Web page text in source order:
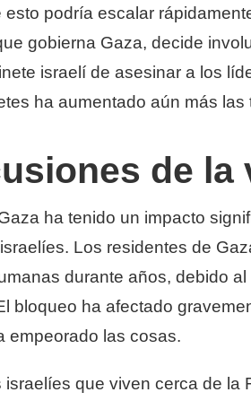
podría escalar
gobierna Gaza, decide
israelí de asesinar a los
ha aumentado aún más las
de la
ha tenido un impacto
Los residentes de
durante años, debido
bloqueo ha afectado
empeorado las cosas.
israelíes que viven cerca de la